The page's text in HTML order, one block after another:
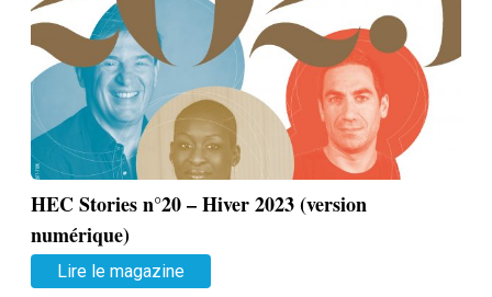
HEC Stories n°20 – Hiver 2023 (version
numérique)
Lire le magazine